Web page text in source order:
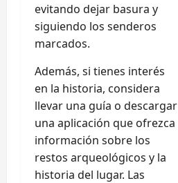
evitando dejar basura y
siguiendo los senderos
marcados.
Además, si tienes interés
en la historia, considera
llevar una guía o descargar
una aplicación que ofrezca
información sobre los
restos arqueológicos y la
historia del lugar. Las